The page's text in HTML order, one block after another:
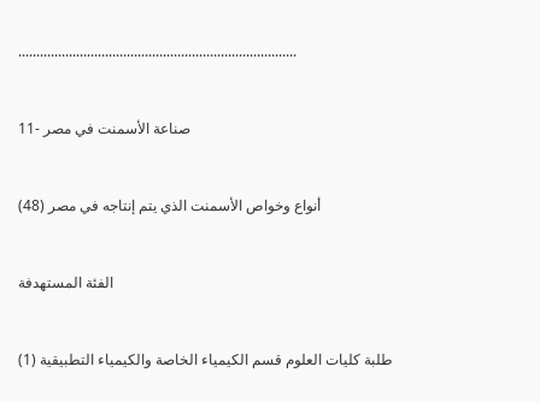
.............................................................................
11- صناعة الأسمنت في مصر
(48) أنواع وخواص الأسمنت الذي يتم إنتاجه في مصر
الفئة المستهدفة
(1) طلبة كليات العلوم قسم الكيمياء الخاصة والكيمياء التطبيقية